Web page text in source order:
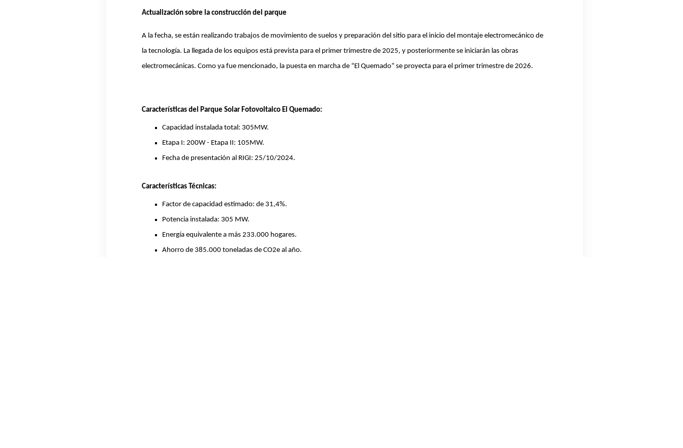
Actualización sobre la construcción del parque
A la fecha, se están realizando trabajos de movimiento de suelos y preparación del sitio para el inicio del montaje electromecánico de
la tecnología. La llegada de los equipos está prevista para el primer trimestre de 2025, y posteriormente se iniciarán las obras
electromecánicas. Como ya fue mencionado, la puesta en marcha de “El Quemado” se proyecta para el primer trimestre de 2026.
Características del Parque Solar Fotovoltaico El Quemado:
Capacidad instalada total: 305MW.
Etapa I: 200W - Etapa II: 105MW.
Fecha de presentación al RIGI: 25/10/2024.
Características Técnicas:
Factor de capacidad estimado: de 31,4%.
Potencia instalada: 305 MW.
Energía equivalente a más 233.000 hogares.
Ahorro de 385.000 toneladas de CO2e al año.